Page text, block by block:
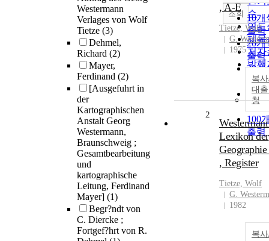
Westermann
Verlages von Wolf
Tietze (3)
Dehmel,
Richard (2)
Mayer,
Ferdinand (2)
[Ausgefuhrt in
der
Kartographischen
Anstalt Georg
Westermann,
Braunschweig ;
Gesamtbearbeitung
und
kartographische
Leitung, Ferdinand
Mayer] (1)
Begr?ndt von
C. Diercke ;
Fortgef?hrt von R.
순
연도
제목
저자
발행
관순
10개
출력
20개
출력
30개
출력
50
출력
100
출력
조회
, A-E
Tietze, Wolf
G.
1975
복
대
청
2
Lexikon der
, Register
Tietze, Wolf
G.
1982
복